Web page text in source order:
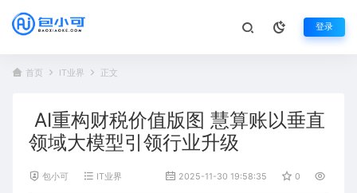
登录
首页 IT业界 正文
AI重构财税价值版图 慧算账以垂直
领域大模型引领行业升级
包小可 IT业界 2025-11-30 19:58:35 0